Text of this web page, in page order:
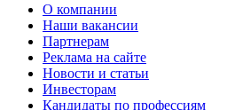
О компании
Наши вакансии
Партнерам
Реклама на сайте
Новости и статьи
Инвесторам
Кандидаты по профессиям